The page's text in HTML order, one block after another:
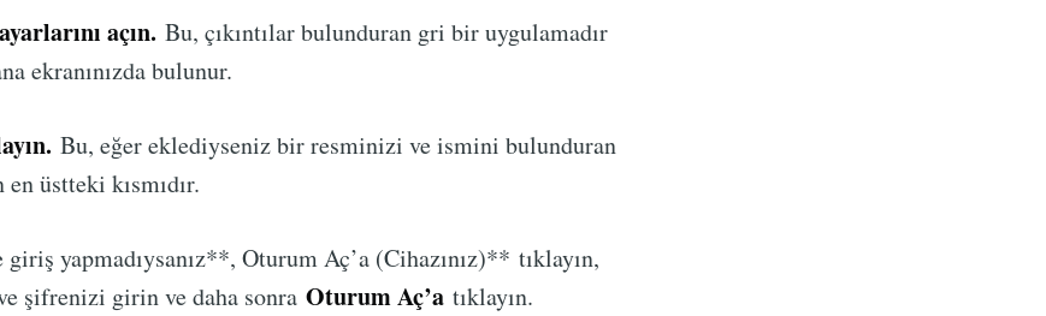
açın. Bu, çıkıntılar bulunduran gri bir uygulamadır
ekranınızda bulunur.
Bu, eğer eklediyseniz bir resminizi ve ismini bulunduran
üstteki kısmıdır.
giriş yapmadıysanız**, Oturum Aç’a (Cihazınız)** tıklayın,
şifrenizi girin ve daha sonra Oturum Aç’a tıklayın.